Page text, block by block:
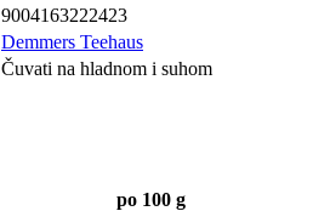
9004163222423
Demmers Teehaus
Čuvati na hladnom i suhom
po 100 g